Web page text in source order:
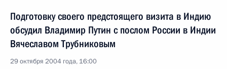
Подготовку своего предстоящего визита в Индию
обсудил Владимир Путин с послом России в Индии
Вячеславом Трубниковым
29 октября 2004 года, 16:00